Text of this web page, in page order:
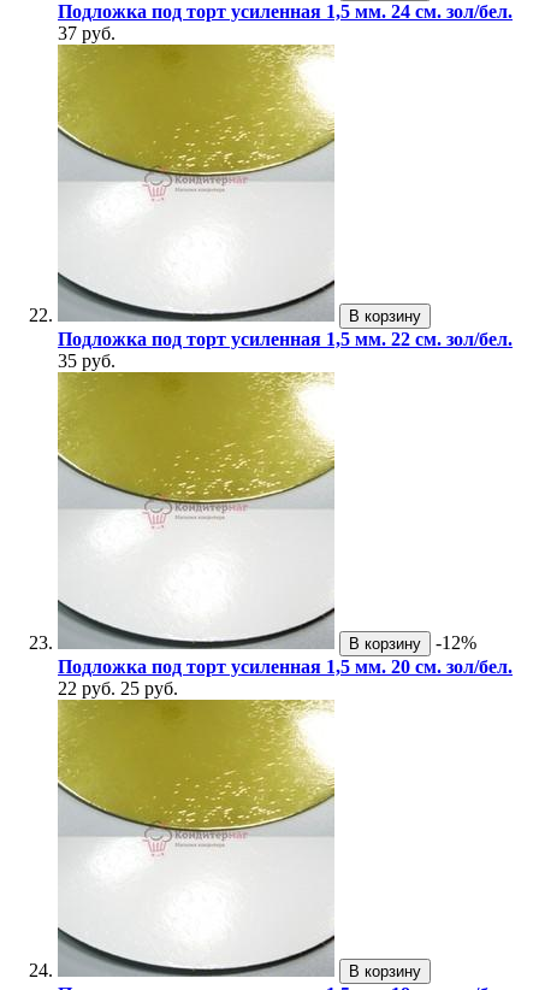
Подложка под торт усиленная 1,5 мм. 24 см. зол/бел.
37 руб.
В корзину
Подложка под торт усиленная 1,5 мм. 22 см. зол/бел.
35 руб.
В корзину
-12%
Подложка под торт усиленная 1,5 мм. 20 см. зол/бел.
22 руб. 25 руб.
В корзину